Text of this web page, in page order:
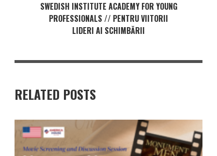
SWEDISH INSTITUTE ACADEMY FOR YOUNG
PROFESSIONALS // PENTRU VIITORII
LIDERI AI SCHIMBĂRII
RELATED POSTS